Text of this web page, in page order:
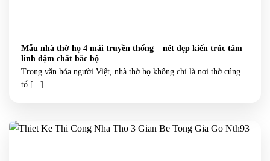
Mẫu nhà thờ họ 4 mái truyền thống – nét đẹp kiến trúc tâm
linh đậm chất bắc bộ
Trong văn hóa người Việt, nhà thờ họ không chỉ là nơi thờ cúng
tổ [...]